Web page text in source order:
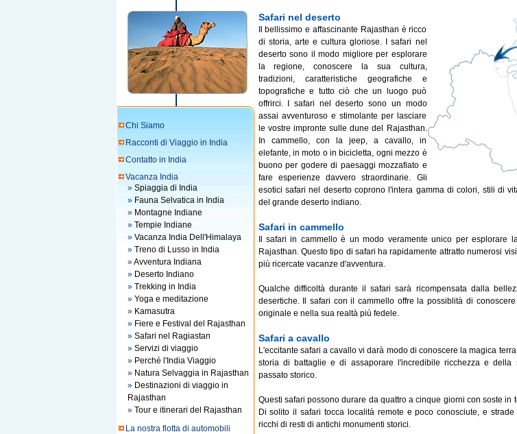
Chi Siamo
Racconti di Viaggio in India
Contatto in India
Vacanza India
» Spiaggia di India
» Fauna Selvatica in India
» Montagne Indiane
» Tempie Indiane
» Vacanza India Dell'Himalaya
» Treno di Lusso in India
»Avventura Indiana
» Deserto Indiano
» Trekking in India
» Yoga e meditazione
» Kamasutra
» Fiere e Festival del Rajasthan
» Safari nel Ragiastan
» Servizi di viaggio
» Perché l'India Viaggio
» Natura Selvaggia in Rajasthan
» Destinazioni di viaggio in
Rajasthan
» Tour e itinerari del Rajasthan
La nostra flotta di automobili
Safari nel deserto
Il bellissimo e affascinante Rajasthan è ricco
di storia, arte e cultura gloriose. I safari nel
deserto sono il modo migliore per esplorare
la regione, conoscere la sua cultura,
tradizioni, caratteristiche geografiche e
topografiche e tutto ciò che un luogo può
offrirci. I safari nel deserto sono un modo
assai avventuroso e stimolante per lasciare
le vostre impronte sulle dune del Rajasthan.
In cammello, con la jeep, a cavallo, in
elefante, in moto o in bicicletta, ogni mezzo è
buono per godere di paesaggi mozzafiato e
fare esperienze davvero straordinarie. Gli
esotici safari nel deserto coprono l'intera gamma di colori, stili di
del grande deserto indiano.
Safari in cammello
Il safari in cammello è un modo veramente unico per esplorare
Rajasthan. Questo tipo di safari ha rapidamente attratto numerosi
più ricercate vacanze d'avventura.
Qualche difficoltà durante il safari sarà ricompensata dalla
desertiche. Il safari con il cammello offre la possiblità di
originale e nella sua realtà più fedele.
Safari a cavallo
L'eccitante safari a cavallo vi darà modo di conoscere la magica
storia di battaglie e di assaporare l'incredibile ricchezza e
passato storico.
Questi safari possono durare da quattro a cinque giorni con soste in
Di solito il safari tocca località remote e poco conosciute, e
ricchi di resti di antichi monumenti storici.